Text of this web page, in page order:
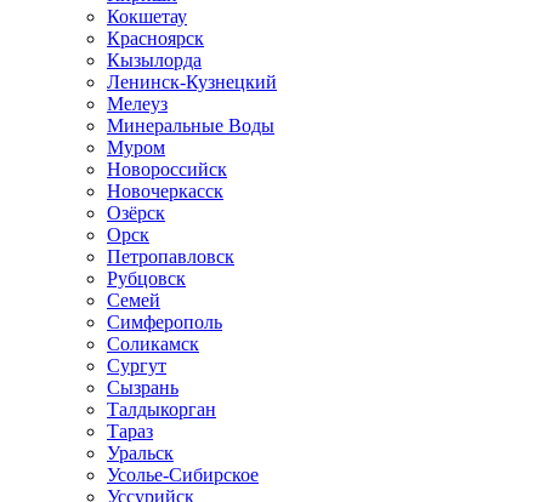
Кокшетау
Красноярск
Кызылорда
Ленинск-Кузнецкий
Мелеуз
Минеральные Воды
Муром
Новороссийск
Новочеркасск
Озёрск
Орск
Петропавловск
Рубцовск
Семей
Симферополь
Соликамск
Сургут
Сызрань
Талдыкорган
Тараз
Уральск
Усолье-Сибирское
Уссурийск